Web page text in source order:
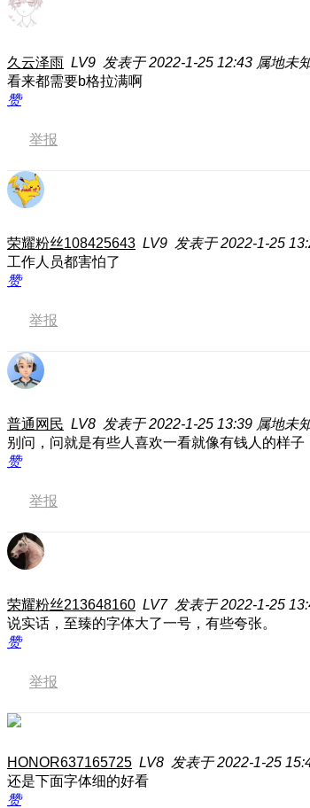
久云泽雨 LV9 发表于 2022-1-25 12:43 属地未
看来都需要b格拉满啊
赞
举报
荣耀粉丝108425643 LV9 发表于 2022-1-25
工作人员都害怕了
赞
举报
普通网民 LV8 发表于 2022-1-25 13:39 属地未
别问，问就是有些人喜欢一看就像有钱人的样子
赞
举报
荣耀粉丝213648160 LV7 发表于 2022-1-25
说实话，至臻的字体大了一号，有些夸张。
赞
举报
HONOR637165725 LV8 发表于 2022-1-25
还是下面字体细的好看
赞